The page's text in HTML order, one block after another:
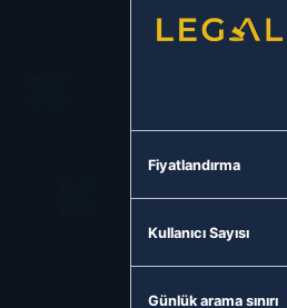
Fiyatlandırma
Kullanıcı Sayısı
Günlük arama sınırı